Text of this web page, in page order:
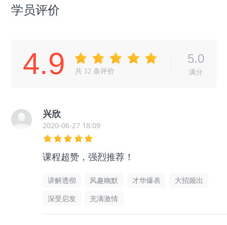
学员评价
4.9 共 12 条评价
5.0
满分
兴欣
2020-06-27 18:09
课程超赞，强烈推荐！
讲解透彻 风趣幽默 才华爆表
大招频出
深受启发
充满激情